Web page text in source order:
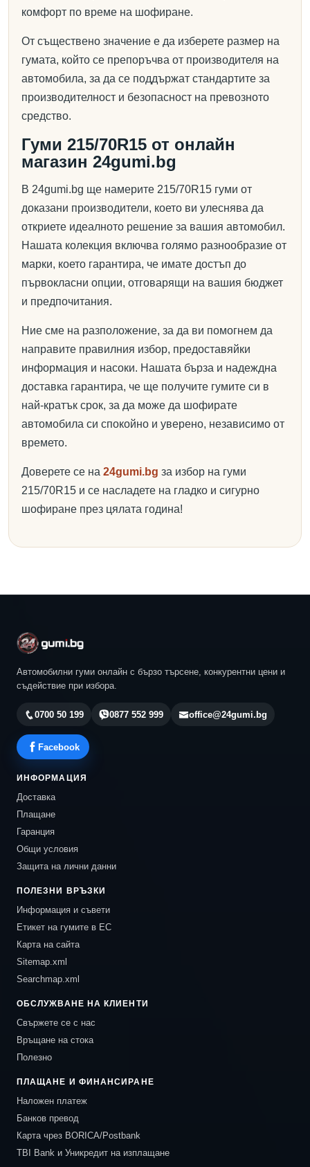
комфорт по време на шофиране.
От съществено значение е да изберете размер на
гумата, който се препоръчва от производителя на
автомобила, за да се поддържат стандартите за
производителност и безопасност на превозното
средство.
Гуми 215/70R15 от онлайн
магазин 24gumi.bg
В 24gumi.bg ще намерите 215/70R15 гуми от
доказани производители, което ви улеснява да
откриете идеалното решение за вашия автомобил.
Нашата колекция включва голямо разнообразие от
марки, което гарантира, че имате достъп до
първокласни опции, отговарящи на вашия бюджет
и предпочитания.
Ние сме на разположение, за да ви помогнем да
направите правилния избор, предоставяйки
информация и насоки. Нашата бърза и надеждна
доставка гарантира, че ще получите гумите си в
най-кратък срок, за да може да шофирате
автомобила си спокойно и уверено, независимо от
времето.
Доверете се на 24gumi.bg за избор на гуми
215/70R15 и се насладете на гладко и сигурно
шофиране през цялата година!
Автомобилни гуми онлайн с бързо търсене, конкурентни цени и
съдействие при избора.
0700 50 199 0877 552 999 office@24gumi.bg
Facebook
ИНФОРМАЦИЯ
Доставка
Плащане
Гаранция
Общи условия
Защита на лични данни
ПОЛЕЗНИ ВРЪЗКИ
Информация и съвети
Етикет на гумите в ЕС
Карта на сайта
Sitemap.xml
Searchmap.xml
ОБСЛУЖВАНЕ НА КЛИЕНТИ
Свържете се с нас
Връщане на стока
Полезно
ПЛАЩАНЕ И ФИНАНСИРАНЕ
Наложен платеж
Банков превод
Карта чрез BORICA/Postbank
TBI Bank и Уникредит на изплащане